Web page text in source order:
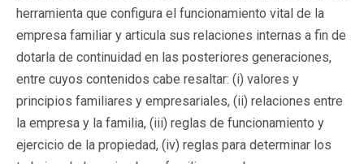
herramienta que configura el funcionamiento vital de la
empresa familiar y articula sus relaciones internas a fin de
dotarla de continuidad en las posteriores generaciones,
entre cuyos contenidos cabe resaltar: (i) valores y
principios familiares y empresariales, (ii) relaciones entre
la empresa y la familia, (iii) reglas de funcionamiento y
ejercicio de la propiedad, (iv) reglas para determinar los